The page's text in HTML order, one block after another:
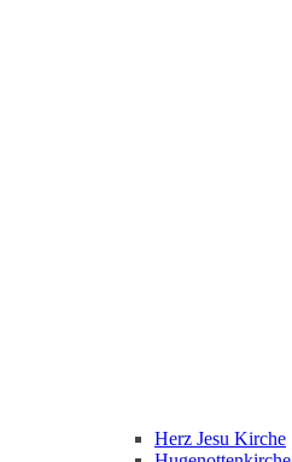
Herz Jesu Kirche